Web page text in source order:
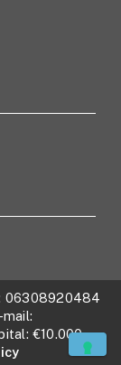
06308920484
€10.000